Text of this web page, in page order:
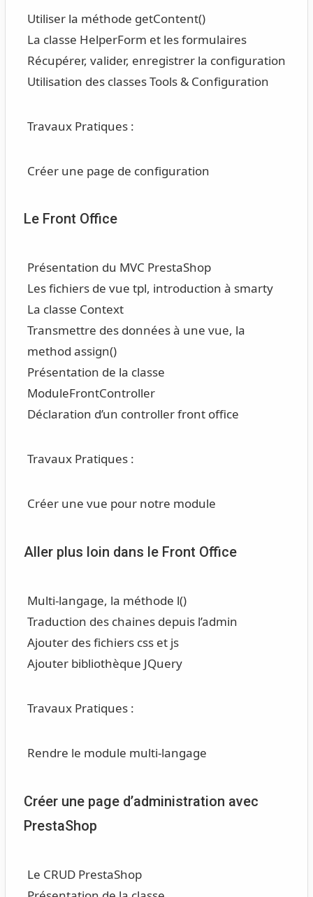
Utiliser la méthode getContent()
La classe HelperForm et les formulaires
Récupérer, valider, enregistrer la configuration
Utilisation des classes Tools & Configuration
Travaux Pratiques :
Créer une page de configuration
Le Front Office
Présentation du MVC PrestaShop
Les fichiers de vue tpl, introduction à smarty
La classe Context
Transmettre des données à une vue, la
method assign()
Présentation de la classe
ModuleFrontController
Déclaration d’un controller front office
Travaux Pratiques :
Créer une vue pour notre module
Aller plus loin dans le Front Office
Multi-langage, la méthode l()
Traduction des chaines depuis l’admin
Ajouter des fichiers css et js
Ajouter bibliothèque JQuery
Travaux Pratiques :
Rendre le module multi-langage
Créer une page d’administration avec
PrestaShop
Le CRUD PrestaShop